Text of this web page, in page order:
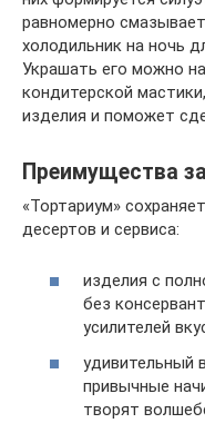
равномерно
холодильник на ночь
Украшать его можно
кондитерской
изделия и поможет
Преимущества
«Тортариум»
десертов и сервиса:
изделия с
без
усилителей
удивительный
привычные
творят